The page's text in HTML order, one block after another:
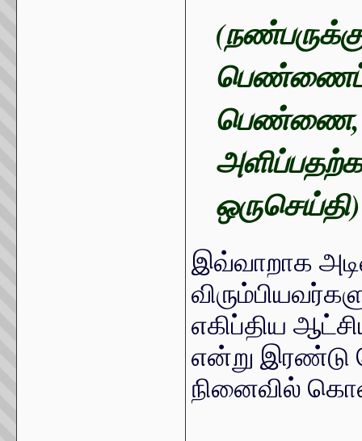
பெண்ணைப்
பெண்ணை,
ஒருசெய்தி)
இவ்வாறாக
எகிப்திய
என்று இரண்டு
நினைவில்